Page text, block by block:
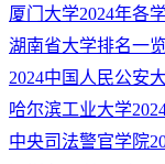
厦门大学2024年各
湖南省大学排名一
2024中国人民公安
哈尔滨工业大学
中央司法警官学院